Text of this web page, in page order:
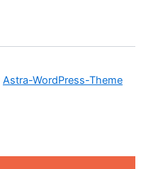
Astra-WordPress-Theme